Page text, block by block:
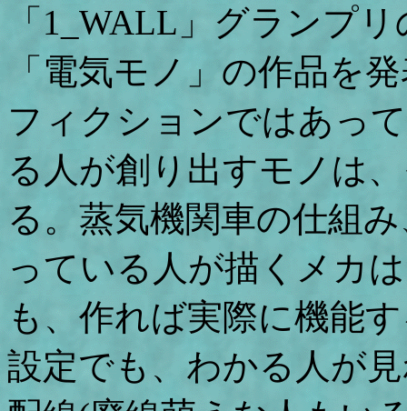
「1_WALL」グランプ
「電気モノ」の作品を
フィクションではあっ
る人が創り出すモノは
る。蒸気機関車の仕組
っている人が描くメカ
も、作れば実際に機能
設定でも、わかる人が